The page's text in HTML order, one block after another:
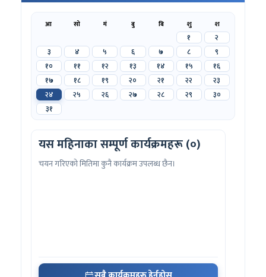
आ सो मं बु बि शु श
१
२
३
४ ५ ६ ७ ८
९
१०
११ १२ १३ १४ १५
१६
१७
१८ १९ २० २१ २२
२३
२४
२५ २६ २७ २८ २९
३०
३१
यस महिनाका सम्पूर्ण कार्यक्रमहरू (०)
चयन गरिएको मितिमा कुनै कार्यक्रम उपलब्ध छैन।